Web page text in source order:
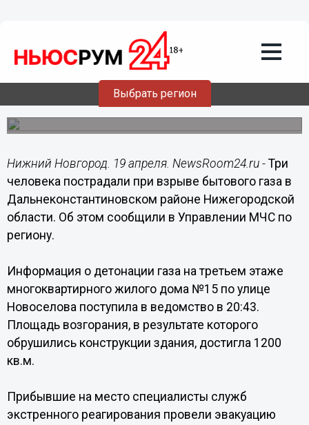
Выбрать регион
В Нижегородской области при взрыве
газа пострадали три человека
Происшествие случилось в селе Маргуша
Дальнеконстантиновского района.
Нижний Новгород. 19 апреля. NewsRoom24.ru - Три
человека пострадали при взрыве бытового газа в
Дальнеконстантиновском районе Нижегородской
области. Об этом сообщили в Управлении МЧС по
региону.
Информация о детонации газа на третьем этаже
многоквартирного жилого дома №15 по улице
Новоселова поступила в ведомство в 20:43.
Площадь возгорания, в результате которого
обрушились конструкции здания, достигла 1200
кв.м.
Прибывшие на место специалисты служб
экстренного реагирования провели эвакуацию